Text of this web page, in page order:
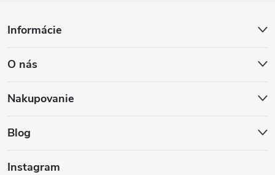
p
ä
Informácie
O nás
Nakupovanie
Blog
Instagram